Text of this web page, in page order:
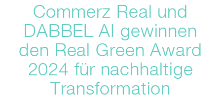
Commerz Real und
DABBEL AI gewinnen
den Real Green Award
2024 für nachhaltige
Transformation